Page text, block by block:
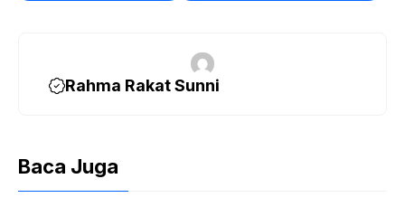
Rahma Rakat Sunni
Baca Juga